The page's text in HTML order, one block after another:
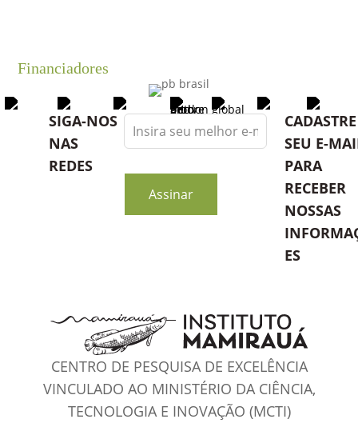
Financiadores
SIGA-NOS
NAS
REDES
Leave
this
blank
Assinar
CADASTRE
SEU E-
PARA
RECEBER
NOSSAS
ES
CENTRO DE PESQUISA DE EXCELÊNCIA
VINCULADO AO MINISTÉRIO DA CIÊNCIA,
TECNOLOGIA E INOVAÇÃO (MCTI)